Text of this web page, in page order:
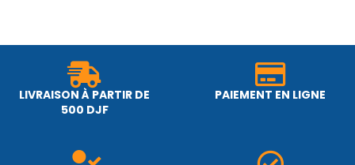
LIVRAISON À PARTIR DE
500 DJF
PAIEMENT EN LIGNE